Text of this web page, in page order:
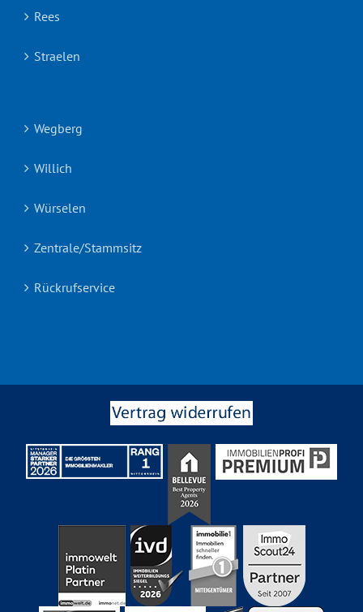
Rees
Straelen
Wegberg
Willich
Würselen
Zentrale/Stammsitz
Rückrufservice